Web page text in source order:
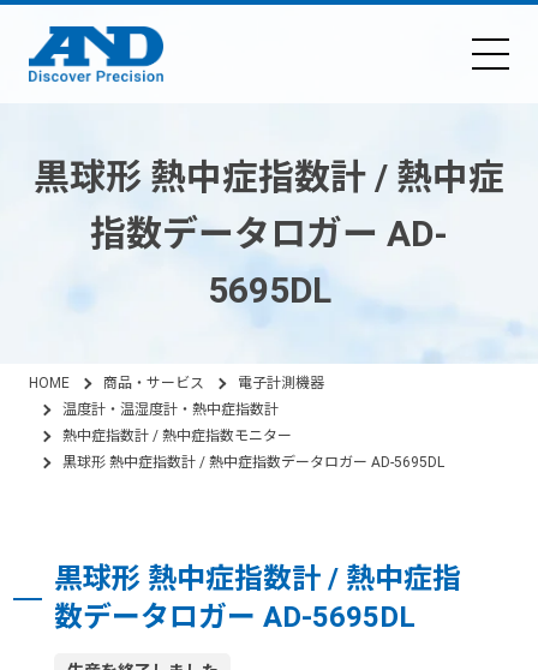
黒球形 熱中症指数計 / 熱中症
指数データロガー AD-
5695DL
HOME 商品・サービス
電子計測機器
温度計・温湿度計・熱中症指数計
熱中症指数計 / 熱中症指数モニター
黒球形 熱中症指数計 / 熱中症指数データロガー AD-5695DL
黒球形 熱中症指数計 / 熱中症指
数データロガー AD-5695DL